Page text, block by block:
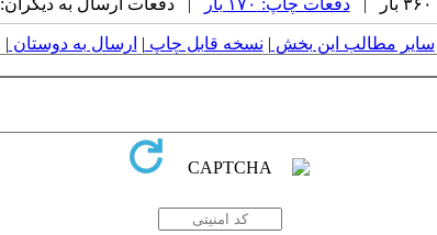
دفعات چاپ: ۱۷۰ بار | دفعات ارسال به دیگران: ۰ بار |
سایر مطالب این بخش | نسخه قابل چاپ | ارسال به دوستان |